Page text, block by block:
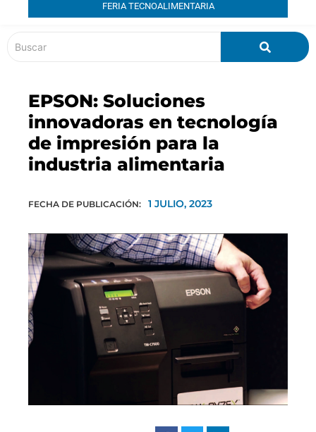
FERIA TECNOALIMENTARIA
EPSON: Soluciones
innovadoras en tecnología
de impresión para la
industria alimentaria
FECHA DE PUBLICACIÓN: 1 JULIO, 2023